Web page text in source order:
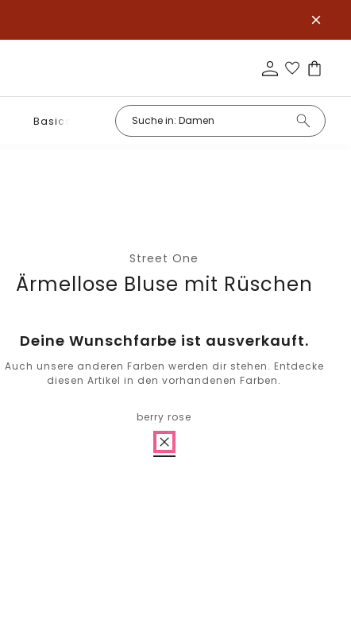
Basics
Street One
Ärmellose Bluse mit Rüschen
Deine Wunschfarbe ist ausverkauft.
Auch unsere anderen Farben werden dir stehen. Entdecke
diesen Artikel in den vorhandenen Farben.
berry rose